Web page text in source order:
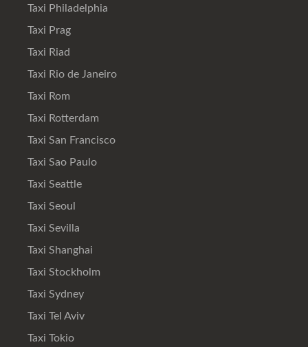
Taxi Philadelphia
Taxi Prag
Taxi Riad
Taxi Rio de Janeiro
Taxi Rom
Taxi Rotterdam
Taxi San Francisco
Taxi Sao Paulo
Taxi Seattle
Taxi Seoul
Taxi Sevilla
Taxi Shanghai
Taxi Stockholm
Taxi Sydney
Taxi Tel Aviv
Taxi Tokio